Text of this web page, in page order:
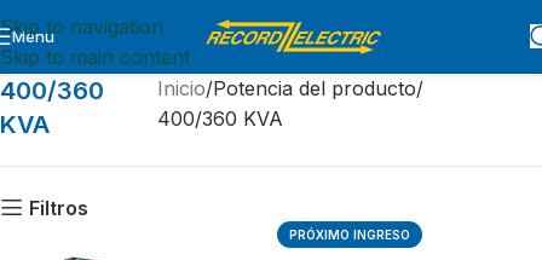
Skip to navigation
Skip to main content
Menu
400/360
KVA
Inicio Potencia del producto
400/360 KVA
Filtros
PRÓXIMO INGRESO